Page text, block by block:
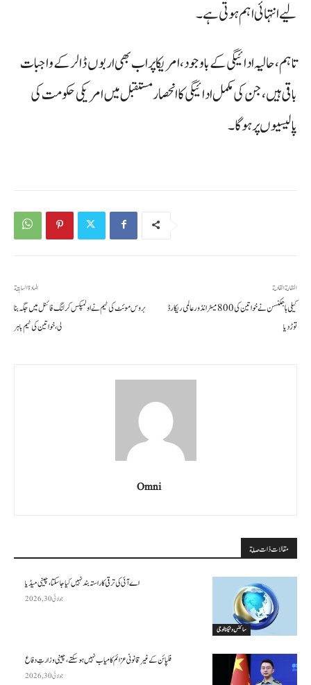
لیے انتہائی اہم ہوتی ہے۔
تاہم، حالیہ ادائیگی کے باوجود، امریکا پر اب بھی اربوں ڈالر کے واجبات
باقی ہیں، جن کی مکمل ادائیگی کا انحصار مستقبل میں امریکی حکومت کی
پالیسیوں پر ہوگا۔
المادة السابقة
بروس موئٹ کی ٹیم نے اولمپکس کرلنگ فائنل میں جگہ بنا
لی، خواتین کی ٹیم باہر
المقالة القادمة
کیلی ہاجکنسن نے خواتین کی 800 میٹر انڈور عالمی ریکارڈ
توڑ دیا
Omni
مقالات ذات صلة
سائنس وٹیکنالوجی
اے آئی کی ترقی کا راستہ بند نہیں کیا جا سکتا، چینی میڈیا
جولائی 30, 2026
فلپائن کے غیر قانونی عزائم کامیاب نہیں ہو سکتے ، چینی وزارتِ دفاع
جولائی 30, 2026